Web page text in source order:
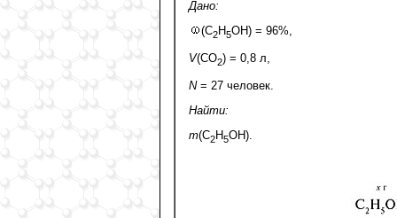
Дано:
(С2Н5ОН) = 96%,
V(СO2) = 0,8 л,
N= 27 человек.
Найти:
m(С2Н5ОН).